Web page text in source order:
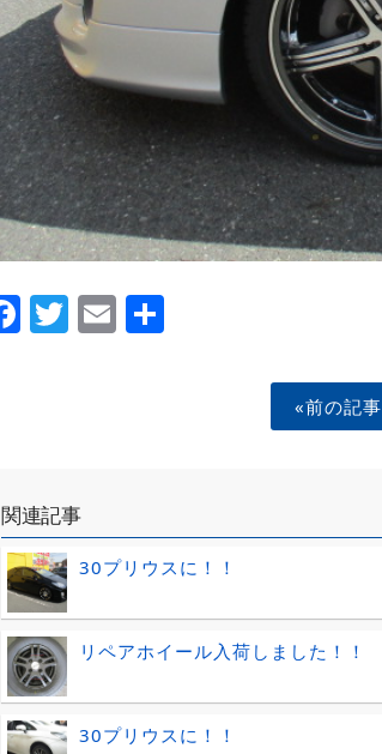
Facebook
Twitter
Email
«前の記事
関連記事
30プリウスに！！
リペアホイール入荷しました！！
30プリウスに！！